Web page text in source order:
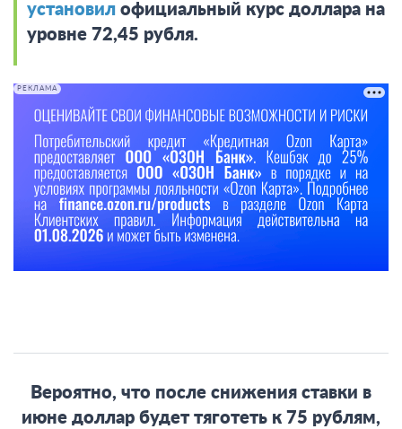
установил официальный курс доллара на
уровне 72,45 рубля.
РЕКЛАМА
Вероятно, что после снижения ставки в
июне доллар будет тяготеть к 75 рублям,